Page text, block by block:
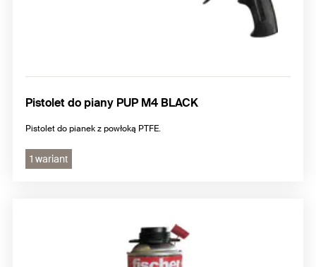
Pistolet do piany PUP M4 BLACK
Pistolet do pianek z powłoką PTFE.
1 wariant